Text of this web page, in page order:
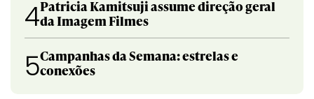
4Patricia Kamitsuji assume direção geral
da Imagem Filmes
5Campanhas da Semana: estrelas e
conexões